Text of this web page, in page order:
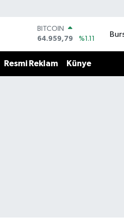
BITCOIN
64.959,79
%1.11
47,7436
%0.18
Resmi Reklam Künye